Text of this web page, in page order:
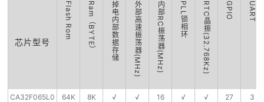
芯片型号
Flash Rom Ram（BYTE） 掉电内部数据存储 外部高速振荡器(MHz) 内部RC振荡器(MHz) PLL锁相环 RTC晶振(32.768Kz) GPIO UART
CA32F065L0 64K 8K √ √ 16 √ √ 27 3